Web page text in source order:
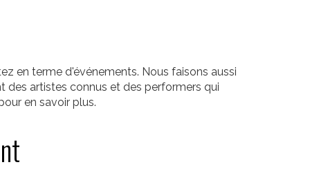
en terme d'événements. Nous faisons aussi
artistes connus et des performers qui
en savoir plus.